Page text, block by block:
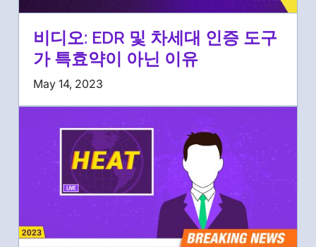
비디오: EDR 및 차세대 인증 도구
가 특효약이 아닌 이유
May 14, 2023